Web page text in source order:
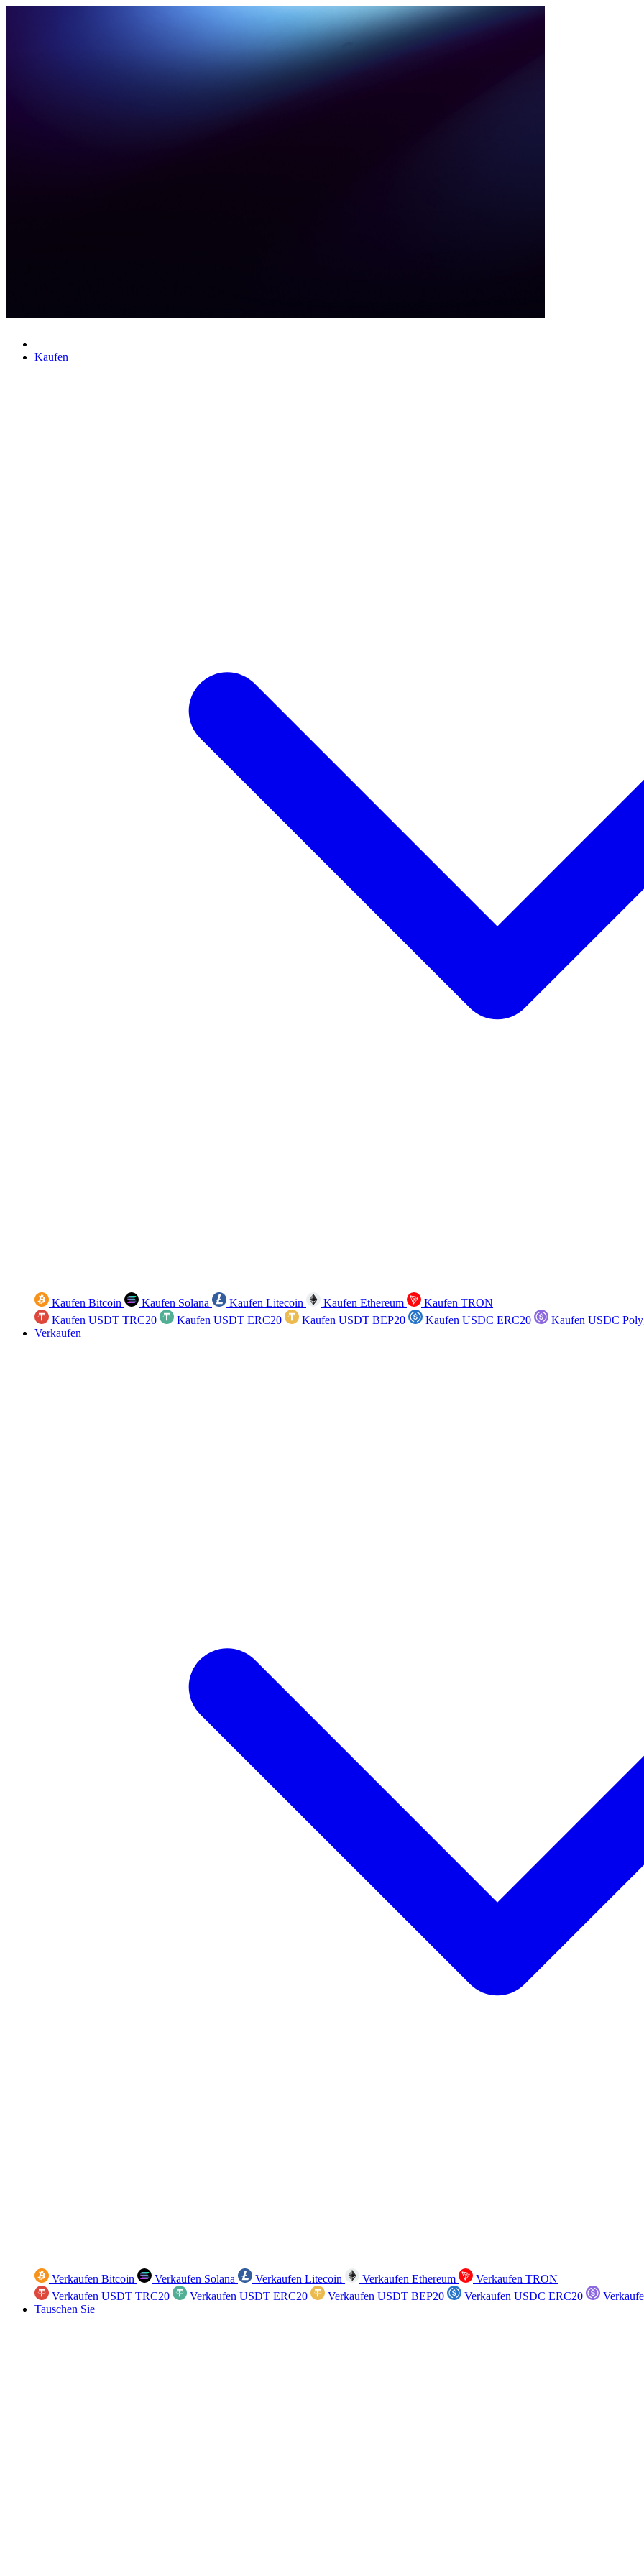
Kaufen
Kaufen Bitcoin Kaufen Solana Kaufen Litecoin Kaufen Ethereum
Kaufen TRON
Kaufen USDT TRC20
Kaufen USDT ERC20 Kaufen USDT BEP20 Kaufen USDC ERC20
Kaufen USDC
Verkaufen
Verkaufen Bitcoin Verkaufen Solana Verkaufen Litecoin Verkaufen Ethereum
Verkaufen TRON
Verkaufen USDT TRC20
Verkaufen USDT ERC20 Verkaufen USDT BEP20 Verkaufen USDC ERC20
Tauschen Sie